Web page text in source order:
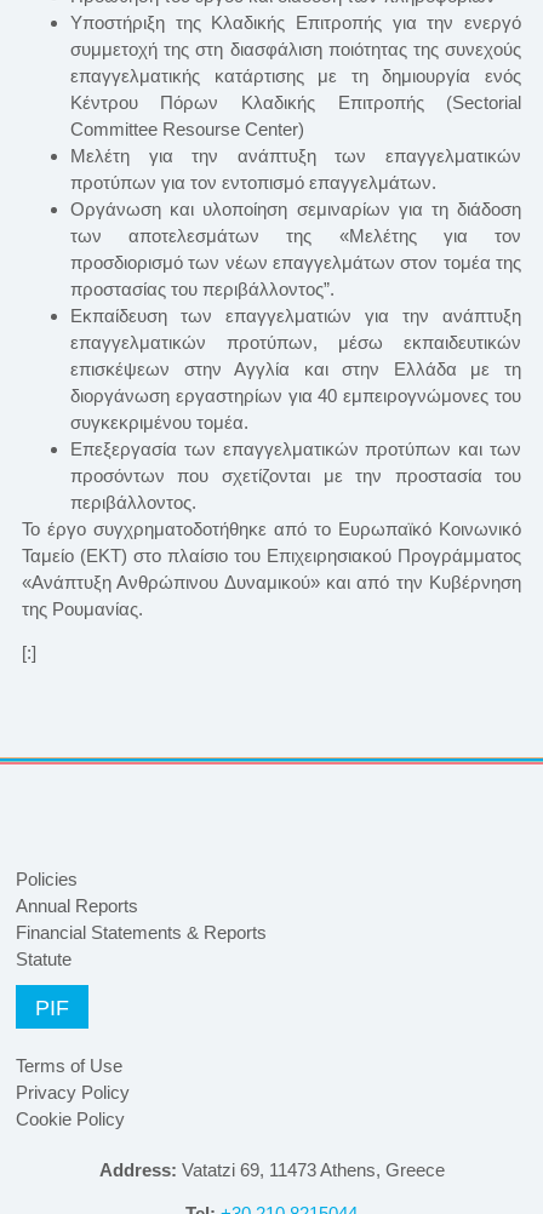
Υποστήριξη της Κλαδικής Επιτροπής για την ενεργό
συμμετοχή της στη διασφάλιση ποιότητας της συνεχούς
επαγγελματικής κατάρτισης με τη δημιουργία ενός
Κέντρου Πόρων Κλαδικής Επιτροπής (Sectorial
Committee Resourse Center)
Μελέτη για την ανάπτυξη των επαγγελματικών
προτύπων για τον εντοπισμό επαγγελμάτων.
Οργάνωση και υλοποίηση σεμιναρίων για τη διάδοση
των αποτελεσμάτων της «Μελέτης για τον
προσδιορισμό των νέων επαγγελμάτων στον τομέα της
προστασίας του περιβάλλοντος”.
Εκπαίδευση των επαγγελματιών για την ανάπτυξη
επαγγελματικών προτύπων, μέσω εκπαιδευτικών
επισκέψεων στην Αγγλία και στην Ελλάδα με τη
διοργάνωση εργαστηρίων για 40 εμπειρογνώμονες του
συγκεκριμένου τομέα.
Επεξεργασία των επαγγελματικών προτύπων και των
προσόντων που σχετίζονται με την προστασία του
περιβάλλοντος.
Το έργο συγχρηματοδοτήθηκε από το Ευρωπαϊκό Κοινωνικό
Ταμείο (ΕΚΤ) στο πλαίσιο του Επιχειρησιακού Προγράμματος
«Ανάπτυξη Ανθρώπινου Δυναμικού» και από την Κυβέρνηση
της Ρουμανίας.
[:]
Policies
Annual Reports
Financial Statements & Reports
Statute
PIF
Terms of Use
Privacy Policy
Cookie Policy
Address: Vatatzi 69, 11473 Athens, Greece